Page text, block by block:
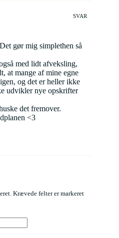
SVAR
gør mig simplethen så
med lidt afveksling,
at mange af mine egne
og det er heller ikke
udvikler nye opskrifter
det fremover.
<3
Krævede felter er markeret